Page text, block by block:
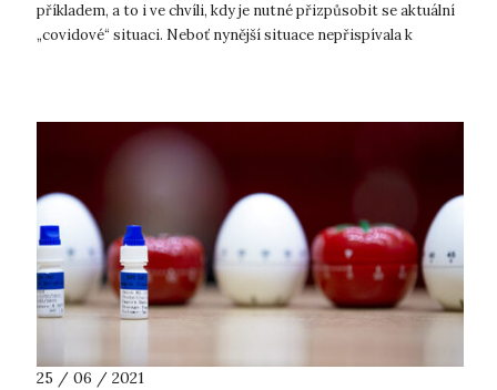
příkladem, a to i ve chvíli, kdy je nutné přizpůsobit se aktuální
„covidové“ situaci. Neboť nynější situace nepřispívala k
25 / 06 / 2021